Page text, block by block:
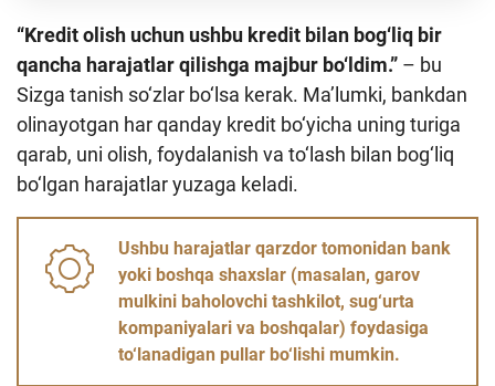
oʻquv dastur
Mehnat migrantlari uchun
O‘quv qo‘llanmalar
Loyihalar
Interaktiv xizmatlar
Fotogalereya
Loyiha haqida
Kengaytirilgan qidiruv
“Kredit olish uchun ushbu kredit bilan bog‘liq bir
qancha harajatlar qilishga majbur bo‘ldim.” – bu
Sizga tanish so‘zlar bo‘lsa kerak. Ma’lumki, bankdan
olinayotgan har qanday kredit bo‘yicha uning turiga
qarab, uni olish, foydalanish va to‘lash bilan bog‘liq
bo‘lgan harajatlar yuzaga keladi.
Ushbu harajatlar qarzdor tomonidan bank
yoki boshqa shaxslar (masalan, garov
mulkini baholovchi tashkilot, sug‘urta
kompaniyalari va boshqalar) foydasiga
to‘lanadigan pullar bo‘lishi mumkin.